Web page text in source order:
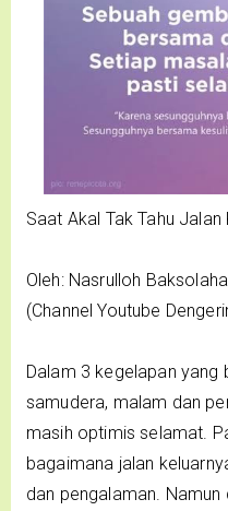
Saat Akal Tak Tahu Jalan
Oleh: Nasrulloh
(Channel Youtube
Dalam 3 kegelapan yang
samudera, malam dan
masih optimis selamat.
bagaimana jalan
dan pengalaman.